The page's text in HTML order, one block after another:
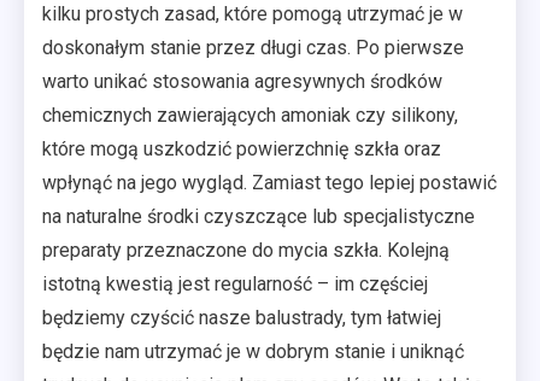
kilku prostych zasad, które pomogą utrzymać je w
doskonałym stanie przez długi czas. Po pierwsze
warto unikać stosowania agresywnych środków
chemicznych zawierających amoniak czy silikony,
które mogą uszkodzić powierzchnię szkła oraz
wpłynąć na jego wygląd. Zamiast tego lepiej postawić
na naturalne środki czyszczące lub specjalistyczne
preparaty przeznaczone do mycia szkła. Kolejną
istotną kwestią jest regularność – im częściej
będziemy czyścić nasze balustrady, tym łatwiej
będzie nam utrzymać je w dobrym stanie i uniknąć